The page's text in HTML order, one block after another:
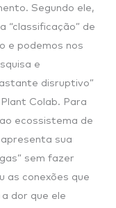
Segundo ele,
“classificação” de
e podemos nos
e
disruptivo”
Colab. Para
ecossistema de
sua
sem fazer
as conexões que
dor que ele